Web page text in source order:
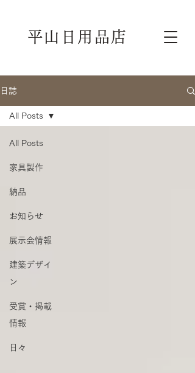
平山日用品店
日誌
All Posts
家具製作
納品
お知らせ
展示会情報
建築デザイ
ン
受賞・掲載
情報
日々
All Posts